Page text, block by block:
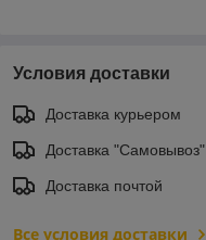
Условия доставки
Доставка курьером
Доставка "Самовывоз"
Доставка почтой
Все условия доставки